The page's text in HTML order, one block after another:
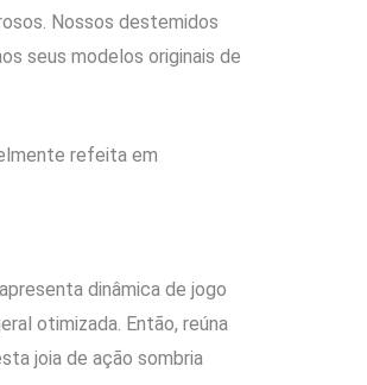
Nossos destemidos
seus modelos originais de
refeita em
dinâmica de jogo
otimizada. Então, reúna
joia de ação sombria